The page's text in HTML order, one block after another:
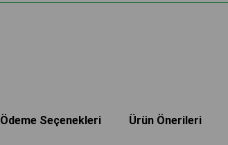
Ödeme Seçenekleri Ürün Önerileri